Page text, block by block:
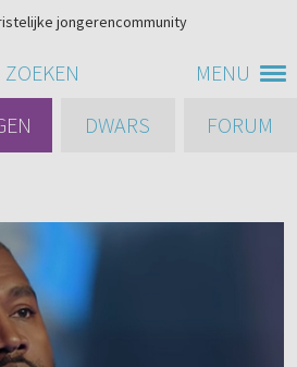
MENU
jongerencommunity
ZOEKEN
DWARS FORUM